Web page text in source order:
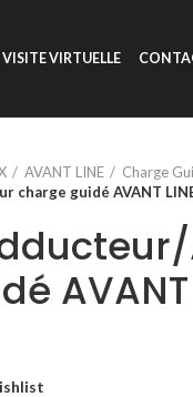
VISITE VIRTUELLE
AVANT LINE
Charge
charge guidé AVANT
AVANT